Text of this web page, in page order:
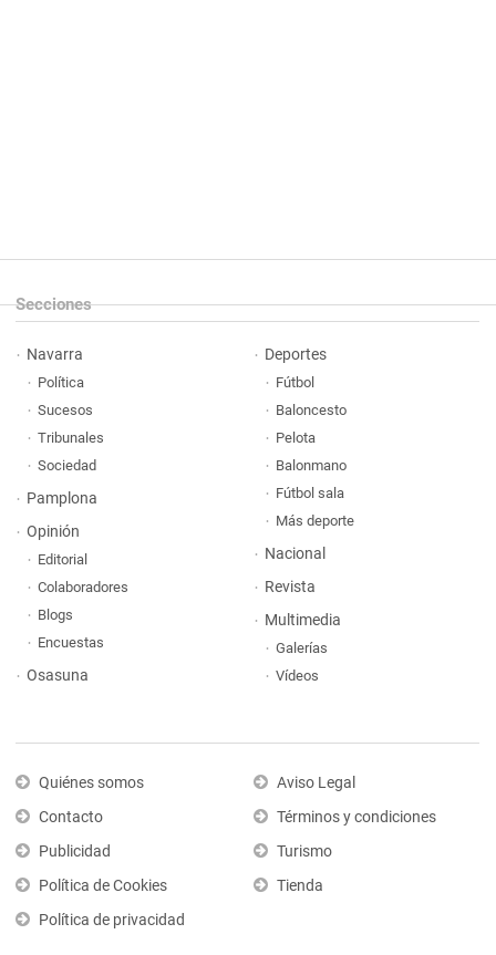
Secciones
Navarra
Política
Sucesos
Tribunales
Sociedad
Pamplona
Opinión
Editorial
Colaboradores
Blogs
Encuestas
Osasuna
Deportes
Fútbol
Baloncesto
Pelota
Balonmano
Fútbol sala
Más deporte
Nacional
Revista
Multimedia
Galerías
Vídeos
Quiénes somos
Contacto
Publicidad
Política de Cookies
Política de privacidad
Aviso Legal
Términos y condiciones
Turismo
Tienda